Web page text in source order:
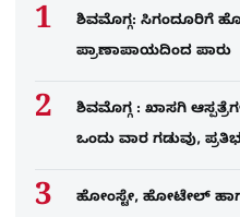
ಶಿವಮೊಗ್ಗ: ಸಿಗಂದೂರಿಗೆ
ಪ್ರಾಣಾಪಾಯದಿಂದ ಪಾರು
ಶಿವಮೊಗ್ಗ : ಖಾಸಗಿ
ಒಂದು ವಾರ ಗಡುವು,
ಹೋಂಸ್ಟೇ, ಹೋಟೇಲ್